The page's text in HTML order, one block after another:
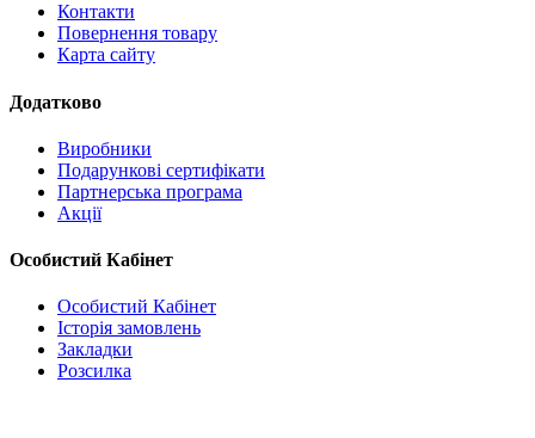
Контакти
Повернення товару
Карта сайту
Додатково
Виробники
Подарункові сертифікати
Партнерська програма
Акції
Особистий Кабінет
Особистий Кабінет
Історія замовлень
Закладки
Розсилка